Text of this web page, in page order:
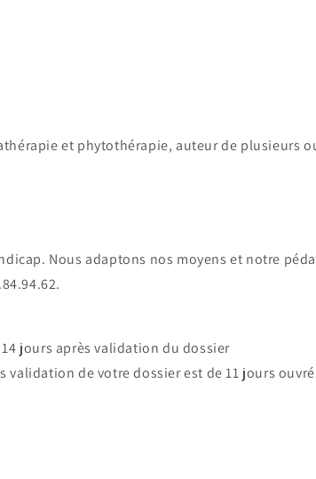
et phytothérapie, auteur de plusieurs
Nous adaptons nos moyens et notre
jours après validation du dossier
validation de votre dossier est de 11 jours